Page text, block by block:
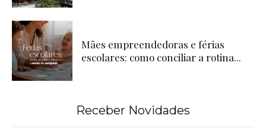
Mães empreendedoras e férias
escolares: como conciliar a rotina...
Receber Novidades